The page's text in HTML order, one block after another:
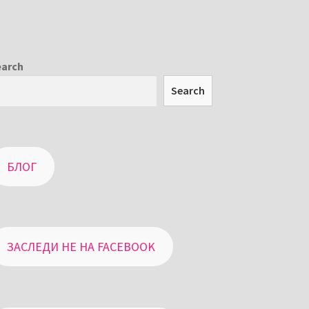
Search
БЛОГ
ЗАСЛЕДИ НЕ НА FACEBOOK